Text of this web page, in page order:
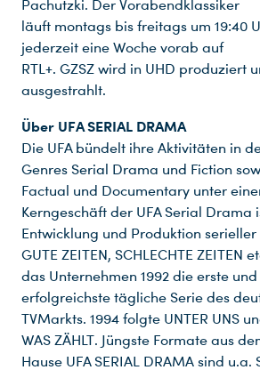
Pachutzki. Der Vorabendklassiker
läuft montags bis freitags um 19:40
jederzeit eine Woche vorab auf
RTL+. GZSZ wird in UHD produziert
ausgestrahlt.
Über UFA SERIAL DRAMA
Die UFA bündelt ihre Aktivitäten in
Genres Serial Drama und Fiction
Factual und Documentary unter
Kerngeschäft der UFA Serial Drama
Entwicklung und Produktion
GUTE ZEITEN, SCHLECHTE ZEITEN
das Unternehmen 1992 die erste
erfolgreichste tägliche Serie des
TVMarkts. 1994 folgte UNTER UNS
WAS ZÄHLT. Jüngste Formate aus
Hause UFA SERIAL DRAMA sind u.a.